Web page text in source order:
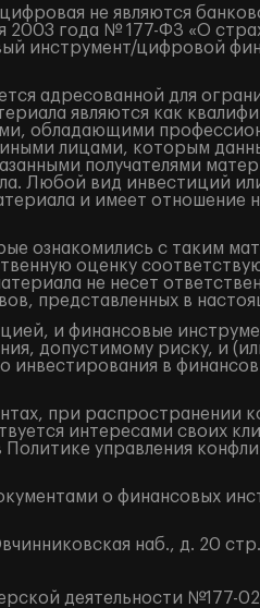
не являются
года № 177-ФЗ «О
инструмент/цифровой
адресованной для
являются как
обладающими
лицами, которым
получателями
Любой вид инвестиций
и имеет отношение
ознакомились с таким
оценку
не несет
представленных в
и финансовые
допустимому риску, и
инвестирования в
при распространении
интересами своих
управления
о финансовых
наб., д. 20 стр.
деятельности №177-